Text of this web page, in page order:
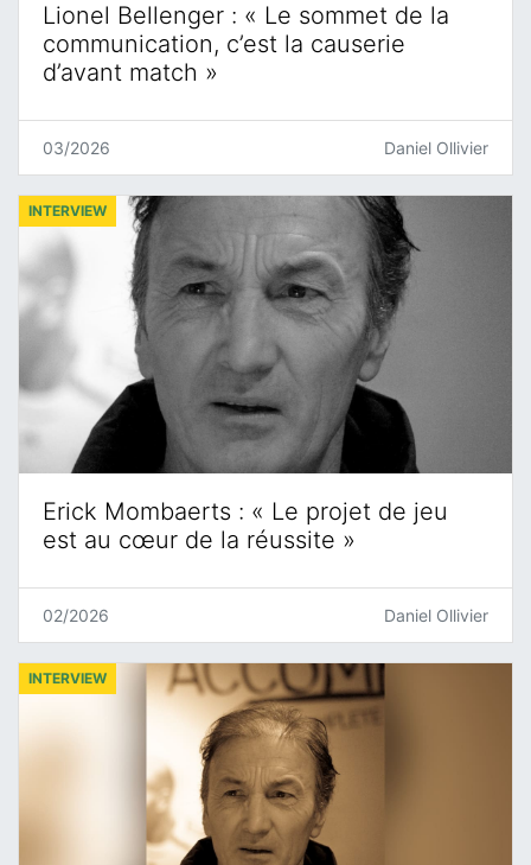
Lionel Bellenger : « Le sommet de la
communication, c’est la causerie
d’avant match »
03/2026 Daniel Ollivier
Erick Mombaerts : « Le projet de jeu
est au cœur de la réussite »
INTERVIEW
02/2026 Daniel Ollivier
INTERVIEW